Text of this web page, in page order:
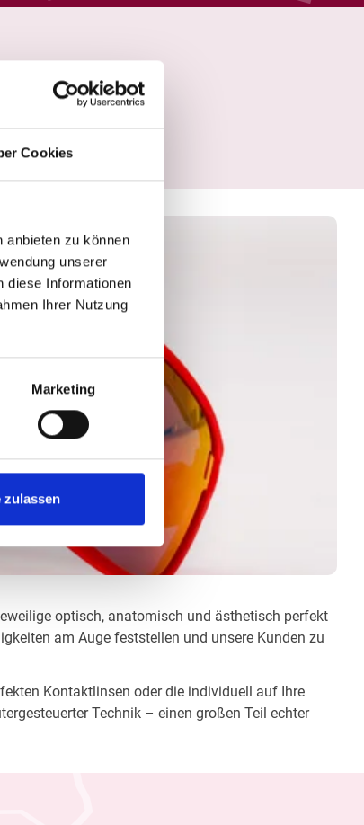
Cookies
anbieten zu können
unserer
diese Informationen
Ihrer Nutzung
Marketing
zulassen
optisch, anatomisch und ästhetisch perfekt
am Auge feststellen und unsere Kunden zu
Kontaktlinsen oder die individuell auf Ihre
Technik – einen großen Teil echter